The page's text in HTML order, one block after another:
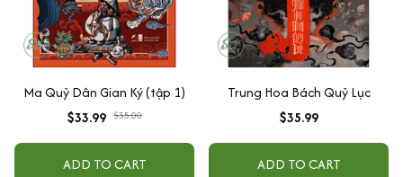
Ma Quỷ Dân Gian Ký (tập 1)
$33.99 $35.00
ADD TO CART
Trung Hoa Bách Quỷ Lục
$35.99
ADD TO CART